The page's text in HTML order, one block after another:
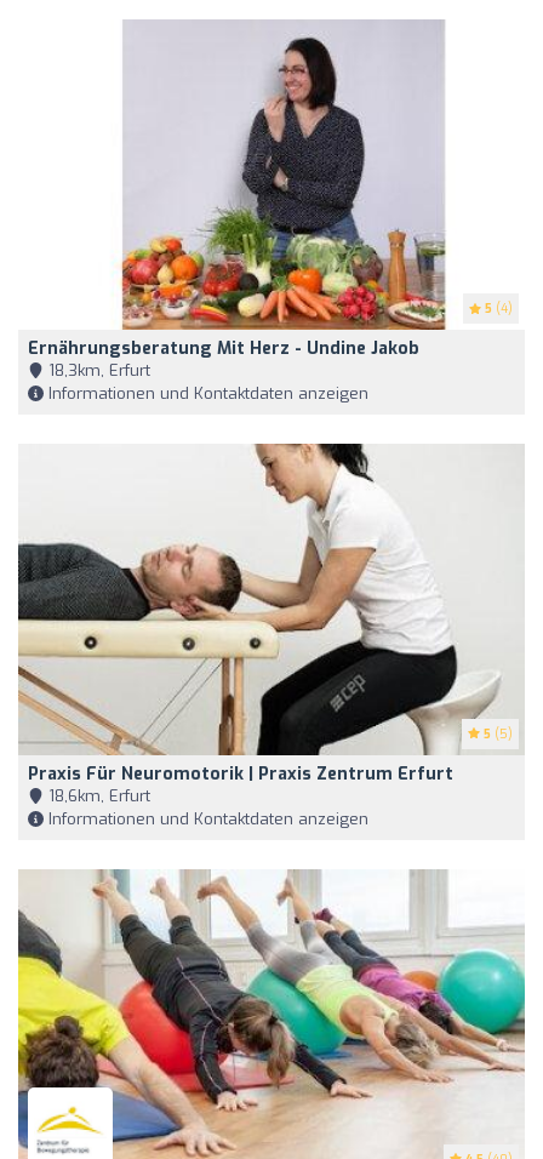
5 (4)
Ernährungsberatung Mit Herz - Undine Jakob
18,3km, Erfurt
Informationen und Kontaktdaten anzeigen
5 (5)
Praxis Für Neuromotorik | Praxis Zentrum Erfurt
18,6km, Erfurt
Informationen und Kontaktdaten anzeigen